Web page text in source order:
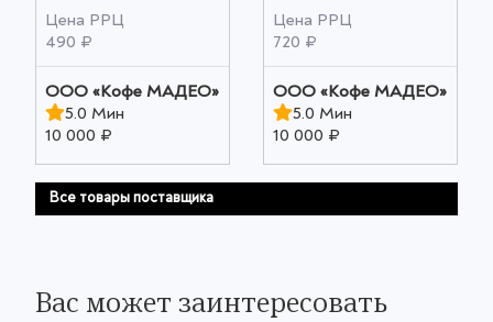
Цена РРЦ
490 ₽
OOO «Кофе МАДЕО»
5.0 Мин
10 000 ₽
Цена РРЦ
720 ₽
OOO «Кофе МАДЕО»
5.0 Мин
10 000 ₽
Все товары поставщика
Вас может заинтересовать